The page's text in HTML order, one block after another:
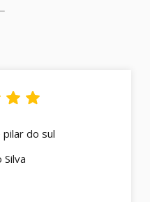
do sul
Silva